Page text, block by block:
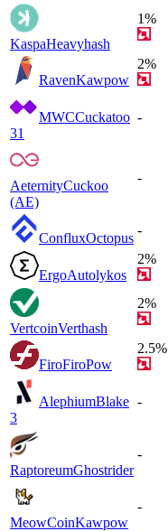
KaspaHeavyhash
1%
RavenKawpow
2%
MWCCuckatoo
31
-
AeternityCuckoo
(AE)
-
ConfluxOctopus
-
ErgoAutolykos
2%
VertcoinVerthash
2%
FiroFiroPow
2.5%
AlephiumBlake
3
-
RaptoreumGhostrider
-
MeowCoinKawpow
-